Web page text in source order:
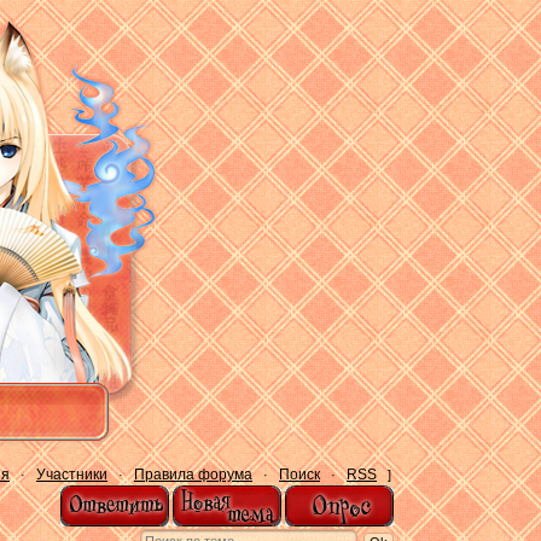
· Участники · Правила форума · Поиск · RSS ]